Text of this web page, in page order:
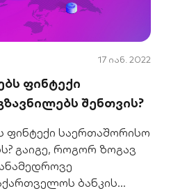
17 იან. 2022
ფინტექი
შენთვის?
ფინტექი საერთაშორისო
გაიგე, როგორ ზოგავ
ბანკის